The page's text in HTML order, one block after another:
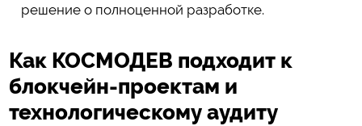
решение о полноценной разработке.
Как КОСМОДЕВ подходит к
блокчейн-проектам и
технологическому аудиту